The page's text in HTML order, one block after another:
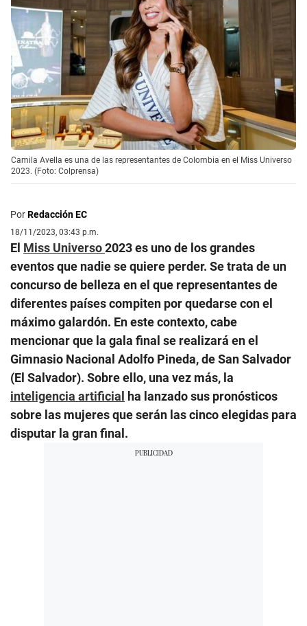
Camila Avella es una de las representantes de Colombia en el Miss Universo
2023. (Foto: Colprensa)
PorRedacción EC
18/11/2023, 03:43 p.m.
El Miss Universo2023 es uno de los grandes
eventos que nadie se quiere perder. Se trata de un
concurso de belleza en el que representantes de
diferentes países compiten por quedarse con el
máximo galardón. En este contexto, cabe
mencionar que la gala final se realizará en el
Gimnasio Nacional Adolfo Pineda, de San Salvador
(El Salvador). Sobre ello, una vez más, la
inteligencia artificial ha lanzado sus pronósticos
sobre las mujeres que serán las cinco elegidas para
disputar la gran final.